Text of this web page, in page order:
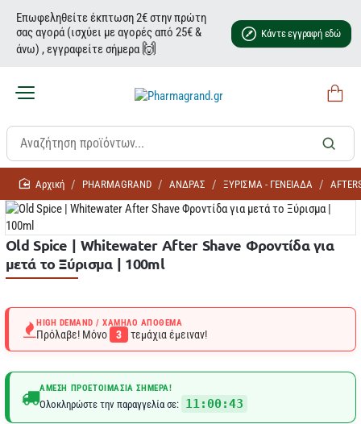
Επωφεληθείτε έκπτωση 2€ στην πρώτη
σας αγορά (ισχύει με αγορές από 25€ &
άνω) , εγγραφείτε σήμερα 🙌
Κάντε εγγραφή εδώ
homePHARMAGRAND ΑΝΔΡΑΣ ΞΥΡΙΣΜΑ - ΓΕΝΕΙΑΔΑ
Old Spice | Whitewater After Shave Φροντίδα για
μετά το Ξύρισμα | 100ml
HIGH DEMAND / ΧΑΜΗΛΌ ΑΠΌΘΕΜΑ
Πρόλαβε! Μόνο 3 τεμάχια έμειναν!
ΆΜΕΣΗ ΠΡΟΕΤΟΙΜΑΣΊΑ ΣΉΜΕΡΑ!
Ολοκληρώστε την παραγγελία σε: 11:00:43